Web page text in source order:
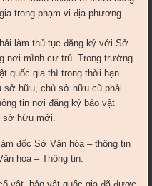
trong phạm vi địa phương
làm thủ tục đăng ký với Sở
nơi mình cư trú. Trong trường
quốc gia thì trong thời hạn
sở hữu, chủ sở hữu cũ phải
tin nơi đăng ký bảo vật
sở hữu mới.
đốc Sở Văn hóa – thông tin
hóa – Thông tin.